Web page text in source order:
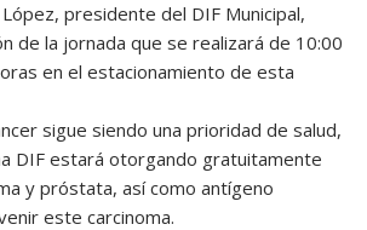
presidente del DIF Municipal,
de la jornada que se realizará de 10:00
en el estacionamiento de esta
sigue siendo una prioridad de salud,
DIF estará otorgando gratuitamente
y próstata, así como antígeno
este carcinoma.